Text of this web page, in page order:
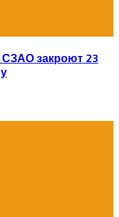
закроют 23